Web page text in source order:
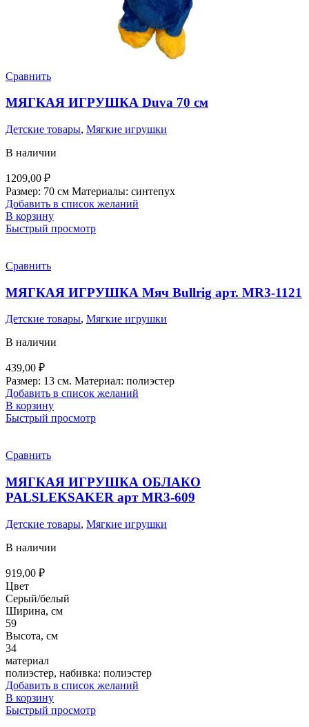
Сравнить
МЯГКАЯ ИГРУШКА Duva 70 см
Детские товары, Мягкие игрушки
В наличии
1209,00 ₽
Размер: 70 см Материалы: синтепух
Добавить в список желаний
В корзину
Быстрый просмотр
Сравнить
МЯГКАЯ ИГРУШКА Мяч Bullrig арт. MR3-1121
Детские товары, Мягкие игрушки
В наличии
439,00 ₽
Размер: 13 см. Материал: полиэстер
Добавить в список желаний
В корзину
Быстрый просмотр
Сравнить
МЯГКАЯ ИГРУШКА ОБЛАКО
PALSLEKSAKER арт MR3-609
Детские товары, Мягкие игрушки
В наличии
919,00 ₽
Цвет
Серый/белый
Ширина, см
59
Высота, см
34
материал
полиэстер, набивка: полиэстер
Добавить в список желаний
В корзину
Быстрый просмотр